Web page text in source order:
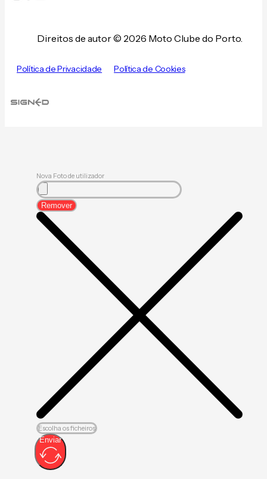
Direitos de autor © 2026 Moto Clube do Porto.
Política de Privacidade Política de Cookies
Nova Foto de utilizador
Remover
Escolha os ficheiros
Enviar